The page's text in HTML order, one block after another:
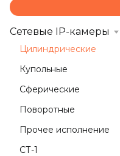
Сетевые IP-камеры
Цилиндрические
Купольные
Сферические
Поворотные
Прочее исполнение
СТ-1